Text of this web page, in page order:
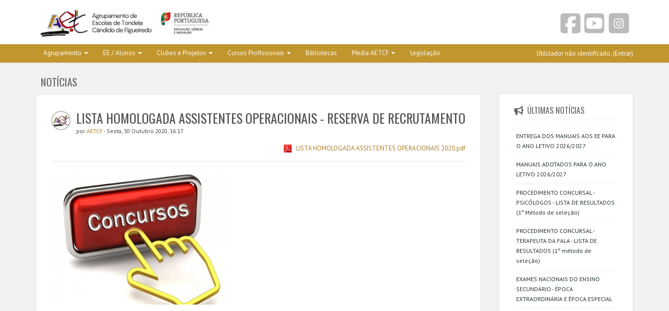
Agrupamento EE / Alunos Clubes e Projetos Cursos Profissionais Bibliotecas Media AETCF Legislação Utilizador não identificado. (Entrar)
NOTÍCIAS
LISTA HOMOLOGADA ASSISTENTES OPERACIONAIS - RESERVA DE RECRUTAMENTO
por AETCF- Sexta, 30 Outubro 2020, 16:17
LISTA HOMOLOGADA ASSISTENTES OPERACIONAIS 2020.pdf
ÚLTIMAS NOTÍCIAS
ENTREGA DOS MANUAIS AOS EE PARA
O ANO LETIVO 2026/2027
MANUAIS ADOTADOS PARA O ANO
LETIVO 2026/2027
PROCEDIMENTO CONCURSAL -
PSICÓLOGOS - LISTA DE RESULTADOS
(1º Método de seleção)
PROCEDIMENTO CONCURSAL -
TERAPEUTA DA FALA - LISTA DE
RESULTADOS (1º método de
seleção)
EXAMES NACIONAIS DO ENSINO
SECUNDÁRIO - ÉPOCA
EXTRAORDINÁRIA E ÉPOCA ESPECIAL